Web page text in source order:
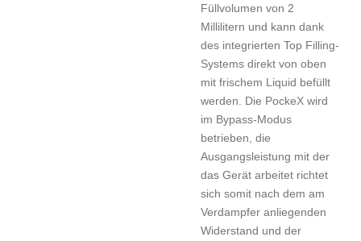
Füllvolumen von 2
Millilitern und kann dank
des integrierten Top Filling-
Systems direkt von oben
mit frischem Liquid befüllt
werden. Die PockeX wird
im Bypass-Modus
betrieben, die
Ausgangsleistung mit der
das Gerät arbeitet richtet
sich somit nach dem am
Verdampfer anliegenden
Widerstand und der